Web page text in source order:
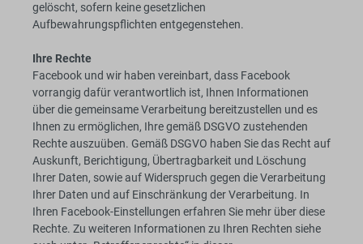
gelöscht, sofern keine gesetzlichen
Aufbewahrungspflichten entgegenstehen.
Ihre Rechte
Facebook und wir haben vereinbart, dass Facebook
vorrangig dafür verantwortlich ist, Ihnen Informationen
über die gemeinsame Verarbeitung bereitzustellen und es
Ihnen zu ermöglichen, Ihre gemäß DSGVO zustehenden
Rechte auszuüben. Gemäß DSGVO haben Sie das Recht auf
Auskunft, Berichtigung, Übertragbarkeit und Löschung
Ihrer Daten, sowie auf Widerspruch gegen die Verarbeitung
Ihrer Daten und auf Einschränkung der Verarbeitung. In
Ihren Facebook-Einstellungen erfahren Sie mehr über diese
Rechte. Zu weiteren Informationen zu Ihren Rechten siehe